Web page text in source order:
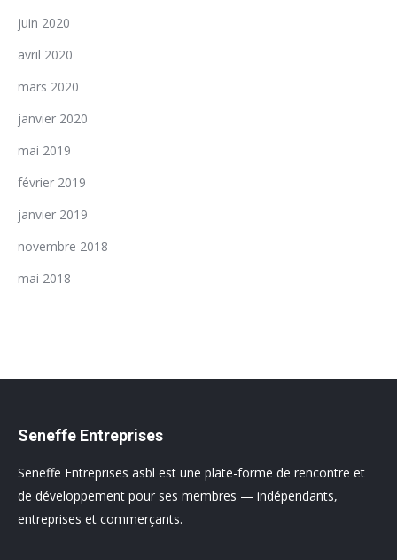
juin 2020
avril 2020
mars 2020
janvier 2020
mai 2019
février 2019
janvier 2019
novembre 2018
mai 2018
Seneffe Entreprises
Seneffe Entreprises asbl est une plate-forme de rencontre et
de développement pour ses membres — indépendants,
entreprises et commerçants.